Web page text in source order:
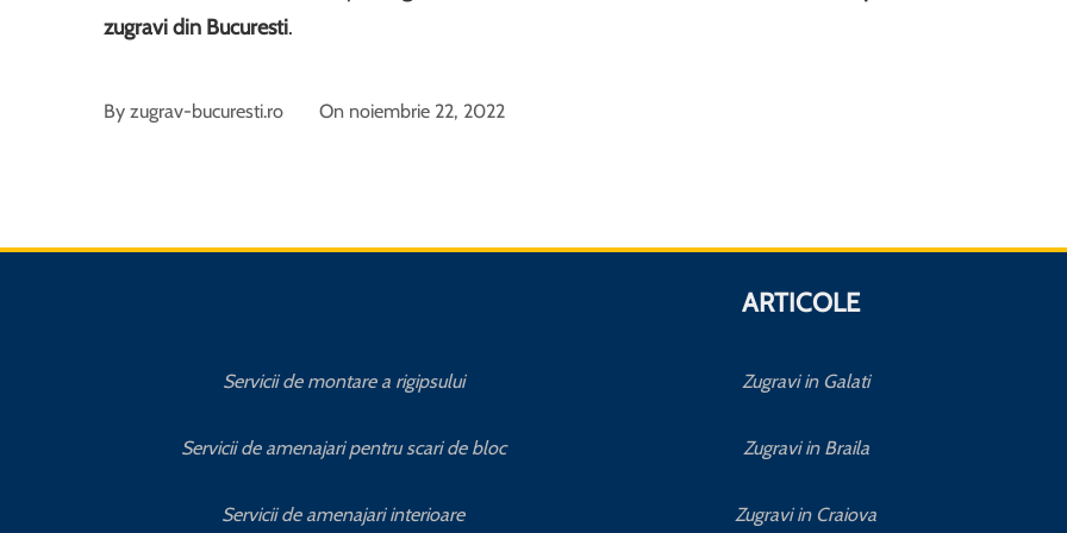
zugravi din Bucuresti.
By zugrav-bucuresti.ro On noiembrie 22, 2022
ARTICOLE
Servicii de montare a rigipsului
Servicii de amenajari pentru scari de bloc
Servicii de amenajari interioare
Zugravi in Galati
Zugravi in Braila
Zugravi in Craiova